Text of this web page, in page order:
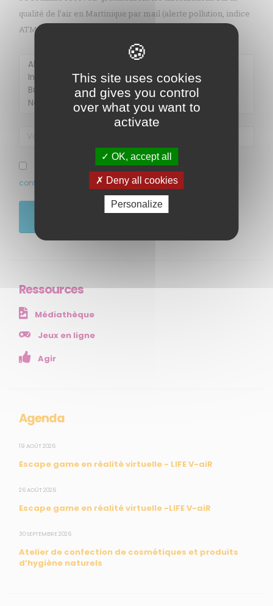
qualité de l’air en Martinique par mail (alerte pollution, indice
ATMO, sargasses, newsletter, etc.)
J’ai pris connaissance et accepte la politique de
confidentialité de ce site
Ressources
Médiathèque
Jeux en ligne
Agir
Agenda
19 AOÛT 2026
Escape game en réalité virtuelle - LIFE V-aiR
26 AOÛT 2026
Escape game en réalité virtuelle -LIFE V-aiR
30 SEPTEMBRE 2026
Atelier de confection de cosmétiques et produits
d’hygiène naturels
Membre de
MENU
NOS SERVICES
Presse
Collectivités
Mesures réglementaires
SUIVEZ-NOUS
CONTACT
Mail : info@madininair.fr
This site uses cookies
and gives you control
over what you want to
activate
OK, accept all
Deny all cookies
Personalize